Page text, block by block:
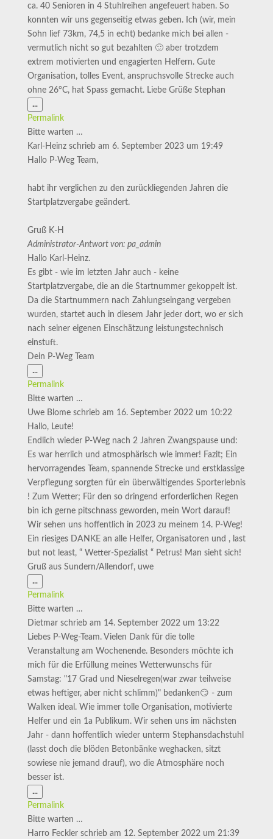
ca. 40 Senioren in 4 Stuhlreihen angefeuert haben. So
konnten wir uns gegenseitig etwas geben. Ich (wir, mein
Sohn lief 73km, 74,5 in echt) bedanke mich bei allen -
vermutlich nicht so gut bezahlten 🙂 aber trotzdem
extrem motivierten und engagierten Helfern. Gute
Organisation, tolles Event, anspruchsvolle Strecke auch
ohne 26°C, hat Spass gemacht. Liebe Grüße Stephan
...Diese
Metabox
Permalink
Bitte warten …
Karl-Heinz schrieb am 6. September 2023 um 19:49
Hallo P-Weg Team,
habt ihr verglichen zu den zurückliegenden Jahren die
Startplatzvergabe geändert.
Gruß K-H
Administrator-Antwort von: pa_admin
Hallo Karl-Heinz.
Es gibt - wie im letzten Jahr auch - keine
Startplatzvergabe, die an die Startnummer gekoppelt ist.
Da die Startnummern nach Zahlungseingang vergeben
wurden, startet auch in diesem Jahr jeder dort, wo er sich
nach seiner eigenen Einschätzung leistungstechnisch
einstuft.
Dein P-Weg Team
...Diese
Metabox
Permalink
Bitte warten …
Uwe Blome schrieb am 16. September 2022 um 10:22
Hallo, Leute!
Endlich wieder P-Weg nach 2 Jahren Zwangspause und:
Es war herrlich und atmosphärisch wie immer! Fazit; Ein
hervorragendes Team, spannende Strecke und erstklassige
Verpflegung sorgten für ein überwältigendes Sporterlebnis
! Zum Wetter; Für den so dringend erforderlichen Regen
bin ich gerne pitschnass geworden, mein Wort darauf!
Wir sehen uns hoffentlich in 2023 zu meinem 14. P-Weg!
Ein riesiges DANKE an alle Helfer, Organisatoren und , last
but not least, “ Wetter-Spezialist “ Petrus! Man sieht sich!
Gruß aus Sundern/Allendorf, uwe
...Diese
Metabox
Permalink
Bitte warten …
Dietmar schrieb am 14. September 2022 um 13:22
Liebes P-Weg-Team. Vielen Dank für die tolle
Veranstaltung am Wochenende. Besonders möchte ich
mich für die Erfüllung meines Wetterwunschs für
Samstag: "17 Grad und Nieselregen(war zwar teilweise
etwas heftiger, aber nicht schlimm)" bedanken😏 - zum
Walken ideal. Wie immer tolle Organisation, motivierte
Helfer und ein 1a Publikum. Wir sehen uns im nächsten
Jahr - dann hoffentlich wieder unterm Stephansdachstuhl
(lasst doch die blöden Betonbänke weghacken, sitzt
sowiese nie jemand drauf), wo die Atmosphäre noch
besser ist.
...Diese
Metabox
Permalink
Bitte warten …
Harro Feckler schrieb am 12. September 2022 um 21:39